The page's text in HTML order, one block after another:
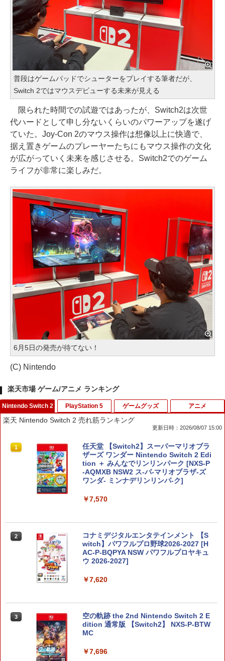
普段はゲームパッドでシューターをプレイする筆者だが、
Switch 2ではマウスデビューする未来が見える
限られた時間での試遊ではあったが、Switch2は次世
代ハードとして申し分ないくらいのパワーアップを遂げ
ていた。Joy-Con 2のマウス操作は想像以上に快適で、
据え置きゲームのプレーヤーたちにもマウス操作の文化
が広がっていく未来を感じさせる。Switch2でのゲーム
ライフが非常に楽しみだ。
6月5日の発売が待てない！
(C) Nintendo
楽天市場 ゲーム/アニメ ランキング
Nintendo Switch 2
楽天 Nintendo Switch 2 売れ筋ランキング
更新日時：2026/08/07 15:00
1
任天堂 【Switch2】スーパーマリオブラ
ザーズ ワンダー Nintendo Switch 2 Edi
tion ＋ みんなでリンリンパーク [NXS-P
-AQMXB NSW2 ス-パ-マリオブラザ-ズ
ワンダ- ミンナデリンリンパ-ク]
￥7,570
2
コナミデジタルエンタテインメント 【S
witch】パワフルプロ野球2026-2027 [H
AC-P-BQPYA NSW パワフルプロヤキュ
ウ 2026-2027]
￥7,620
3
空の軌跡 the 2nd Nintendo Switch 2 E
dition 通常版 【Switch2】 NXS-P-BTW
MC
￥7,696
PlayStation 5 ゲームグッズ アニメ